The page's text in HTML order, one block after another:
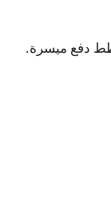
دفع ميسرة.